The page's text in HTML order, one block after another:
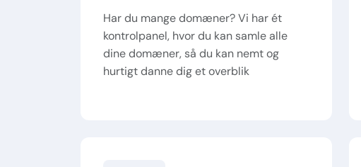
Har du mange domæner? Vi har ét
kontrolpanel, hvor du kan samle alle
dine domæner, så du kan nemt og
hurtigt danne dig et overblik